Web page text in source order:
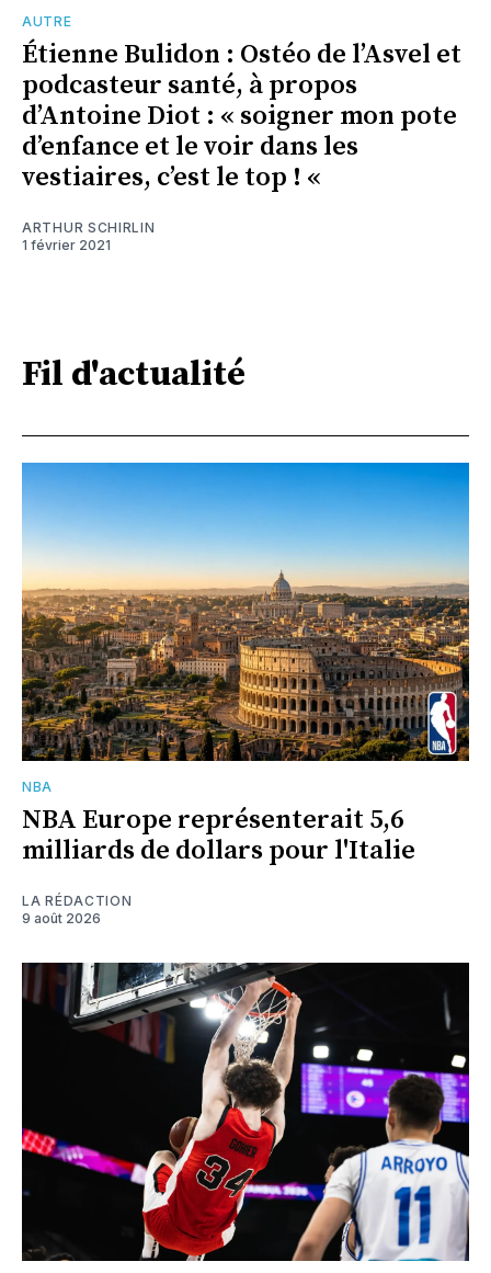
AUTRE
Étienne Bulidon : Ostéo de l’Asvel et
podcasteur santé, à propos
d’Antoine Diot : « soigner mon pote
d’enfance et le voir dans les
vestiaires, c’est le top ! «
ARTHUR SCHIRLIN
1 février 2021
Fil d'actualité
NBA
NBA Europe représenterait 5,6
milliards de dollars pour l'Italie
LA RÉDACTION
9 août 2026